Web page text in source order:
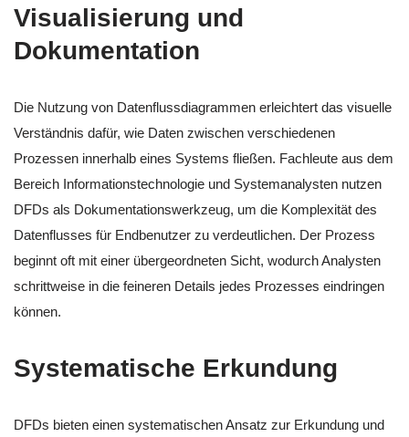
Visualisierung und
Dokumentation
Die Nutzung von Datenflussdiagrammen erleichtert das visuelle
Verständnis dafür, wie Daten zwischen verschiedenen
Prozessen innerhalb eines Systems fließen. Fachleute aus dem
Bereich Informationstechnologie und Systemanalysten nutzen
DFDs als Dokumentationswerkzeug, um die Komplexität des
Datenflusses für Endbenutzer zu verdeutlichen. Der Prozess
beginnt oft mit einer übergeordneten Sicht, wodurch Analysten
schrittweise in die feineren Details jedes Prozesses eindringen
können.
Systematische Erkundung
DFDs bieten einen systematischen Ansatz zur Erkundung und